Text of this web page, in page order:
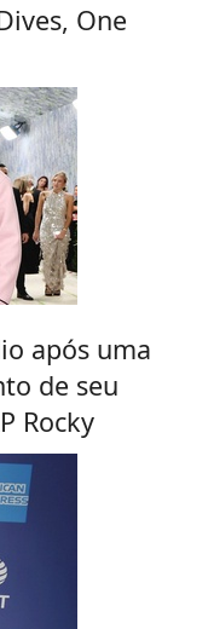
One
após uma
de seu
Rocky